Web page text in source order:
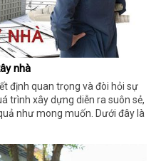
nhà
định quan trọng và đòi hỏi sự
trình xây dựng diễn ra suôn sẻ,
như mong muốn. Dưới đây là